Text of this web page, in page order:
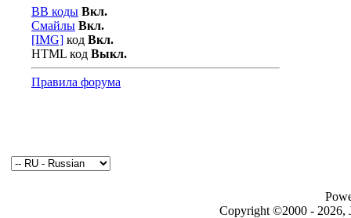
BB коды Вкл.
Смайлы Вкл.
[IMG] код Вкл.
HTML код Выкл.
Правила форума
Copyright ©2000 - 2026,